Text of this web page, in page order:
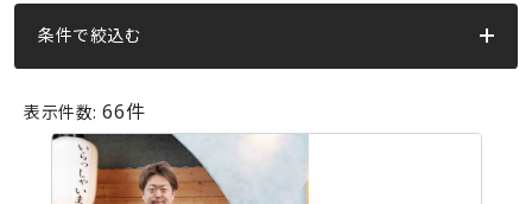
よくある質問
資料ダウンロード
お問い合わせ
ダイニー モバイル 決済
ダイニー キャッシュレス
ダイニー予約台帳
条件で絞込む
ダイニー POSレジ
ダイニーキャッシュレス ダイニーモバイル決済
表示件数:66件